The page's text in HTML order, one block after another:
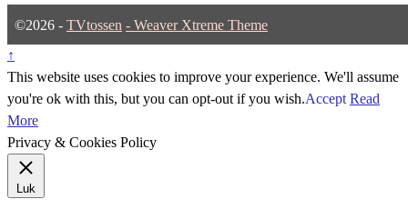
©2026 - TVtossen - Weaver Xtreme Theme
↑
This website uses cookies to improve your experience. We'll assume
you're ok with this, but you can opt-out if you wish.Accept Read
More
Privacy & Cookies Policy
Luk